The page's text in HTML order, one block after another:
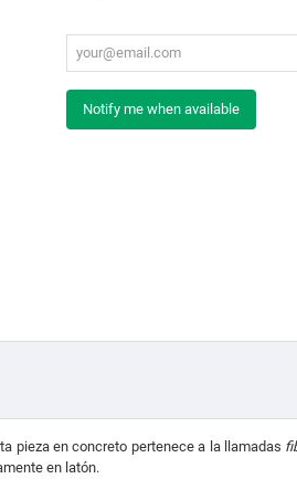
Notify me when available
pieza en concreto pertenece a la llamadas
en latón.